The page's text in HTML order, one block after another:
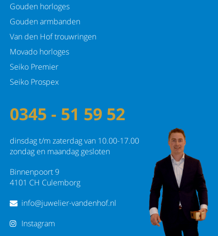
Gouden horloges
Gouden armbanden
Van den Hof trouwringen
Movado horloges
Seiko Premier
Seiko Prospex
0345 - 51 59 52
dinsdag t/m zaterdag van 10.00-17.00
zondag en maandag gesloten
Binnenpoort 9
4101 CH Culemborg
info@juwelier-vandenhof.nl
Instagram